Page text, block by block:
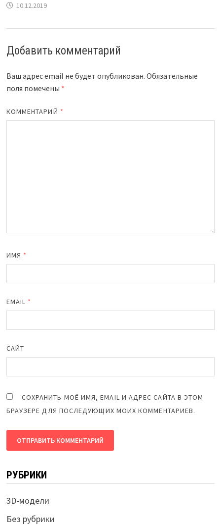
10.12.2019
Добавить комментарий
Ваш адрес email не будет опубликован. Обязательные
поля помечены *
КОММЕНТАРИЙ *
ИМЯ *
EMAIL *
САЙТ
СОХРАНИТЬ МОЁ ИМЯ, EMAIL И АДРЕС САЙТА В ЭТОМ
БРАУЗЕРЕ ДЛЯ ПОСЛЕДУЮЩИХ МОИХ КОММЕНТАРИЕВ.
РУБРИКИ
3D-модели
Без рубрики